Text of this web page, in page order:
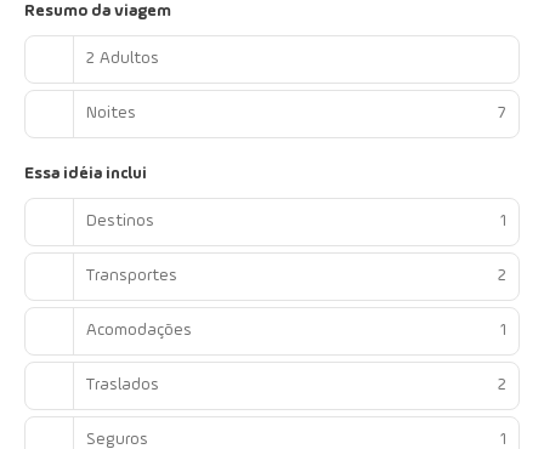
Resumo da viagem
2 Adultos
Noites 7
Essa idéia inclui
Destinos 1
Transportes 2
Acomodações 1
Traslados 2
Seguros 1